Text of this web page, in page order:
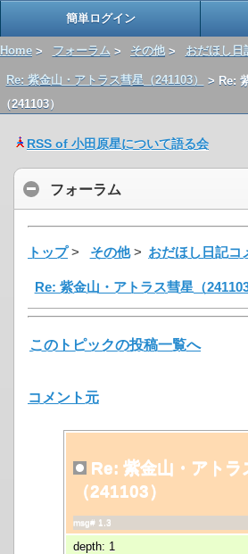
簡単ログイン
Home > フォーラム> その他> おだほし日
Re: 紫金山・アトラス彗星（241103）
> Re:
（241103）
RSS of 小田原星について語る会
フォーラム
トップ> その他> おだほし日記コ
Re: 紫金山・アトラス彗星（241103
このトピックの投稿一覧へ
コメント元
Re: 紫金山・アトラ
（241103）
msg# 1.3
depth: 1